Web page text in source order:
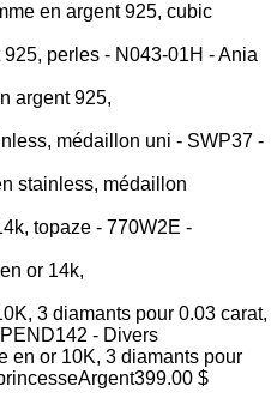
en argent 925, cubic
argent 925,
stainless, médaillon
or 14k,
en or 10K, 3 diamants pour
Argent399.00 $